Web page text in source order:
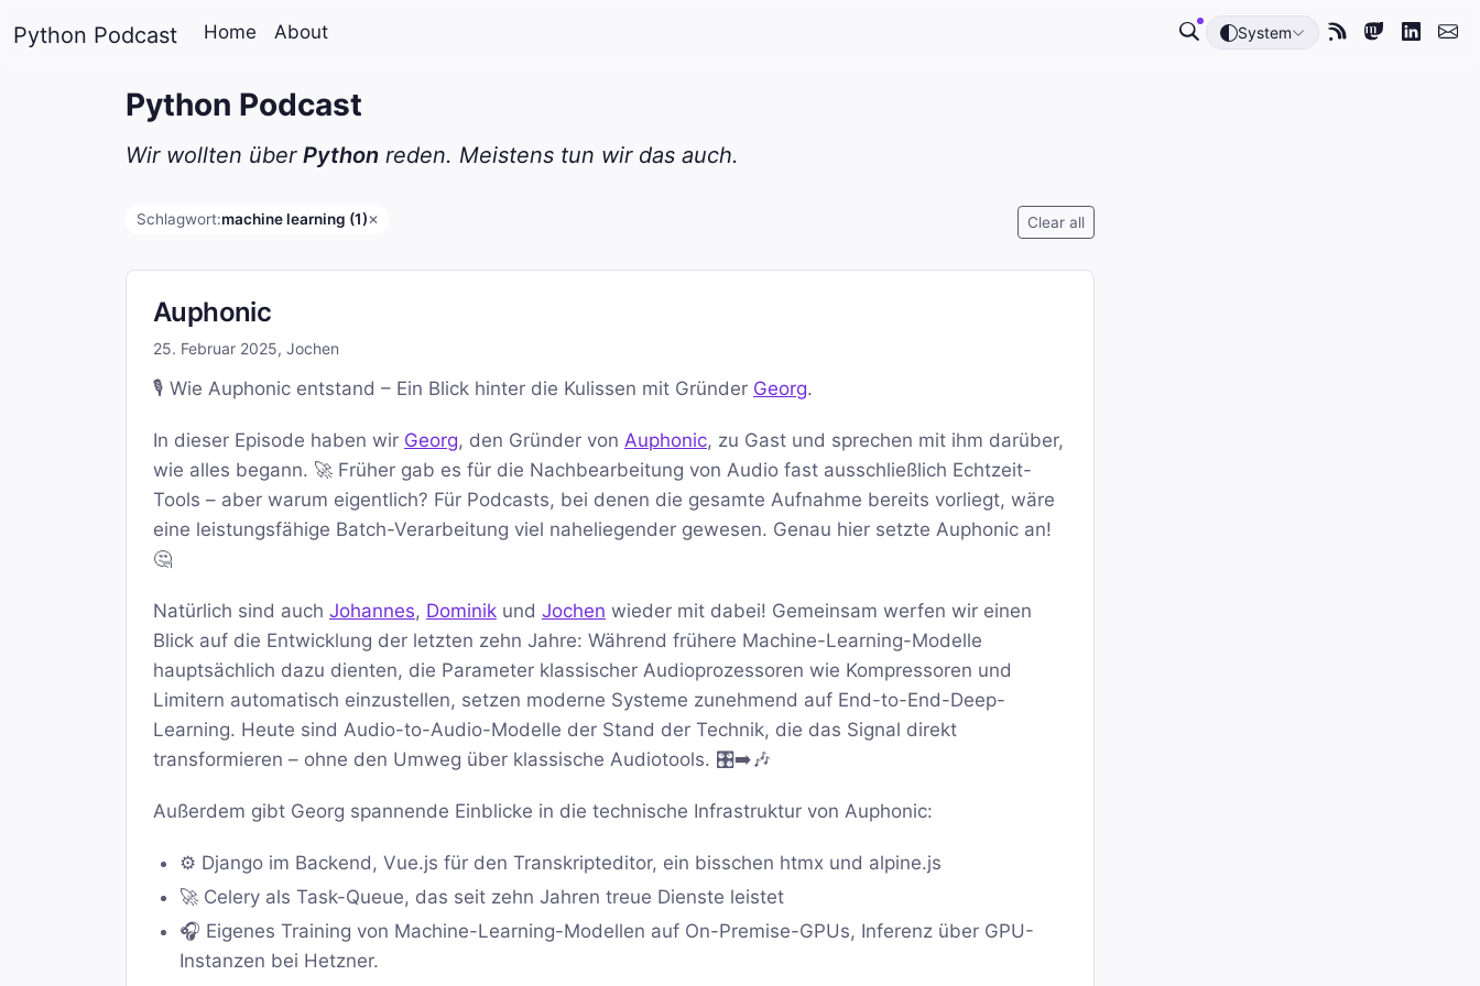
Python Podcast Home About System
Python Podcast
Wir wollten über Python reden. Meistens tun wir das auch.
Schlagwort:machine learning (1)✕ Clear all
Auphonic
25. Februar 2025, Jochen
🎙️ Wie Auphonic entstand – Ein Blick hinter die Kulissen mit Gründer Georg.
In dieser Episode haben wir Georg, den Gründer von Auphonic, zu Gast und sprechen mit ihm darüber,
wie alles begann. 🚀 Früher gab es für die Nachbearbeitung von Audio fast ausschließlich Echtzeit-
Tools – aber warum eigentlich? Für Podcasts, bei denen die gesamte Aufnahme bereits vorliegt, wäre
eine leistungsfähige Batch-Verarbeitung viel naheliegender gewesen. Genau hier setzte Auphonic an!
🤔
Natürlich sind auch Johannes, Dominik und Jochen wieder mit dabei! Gemeinsam werfen wir einen
Blick auf die Entwicklung der letzten zehn Jahre: Während frühere Machine-Learning-Modelle
hauptsächlich dazu dienten, die Parameter klassischer Audioprozessoren wie Kompressoren und
Limitern automatisch einzustellen, setzen moderne Systeme zunehmend auf End-to-End-Deep-
Learning. Heute sind Audio-to-Audio-Modelle der Stand der Technik, die das Signal direkt
transformieren – ohne den Umweg über klassische Audiotools. 🎛️➡️🎶
Außerdem gibt Georg spannende Einblicke in die technische Infrastruktur von Auphonic:
⚙️ Django im Backend, Vue.js für den Transkripteditor, ein bisschen htmx und alpine.js
🚀 Celery als Task-Queue, das seit zehn Jahren treue Dienste leistet
🎧 Eigenes Training von Machine-Learning-Modellen auf On-Premise-GPUs, Inferenz über GPU-
Instanzen bei Hetzner.